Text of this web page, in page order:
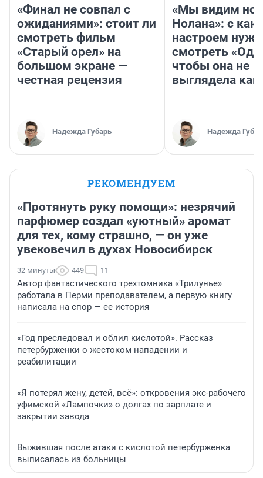
«Финал не совпал с
ожиданиями»: стоит ли
смотреть фильм
«Старый орел» на
большом экране —
честная рецензия
Надежда Губарь
«Мы видим
Нолана»: с
настроем
смотреть
чтобы она не
выглядела как
Надежда
РЕКОМЕНДУЕМ
«Протянуть руку помощи»: незрячий
парфюмер создал «уютный» аромат
для тех, кому страшно, — он уже
увековечил в духах Новосибирск
32 минуты 449 11
Автор фантастического трехтомника «Трилунье»
работала в Перми преподавателем, а первую книгу
написала на спор — ее история
«Год преследовал и облил кислотой». Рассказ
петербурженки о жестоком нападении и
реабилитации
«Я потерял жену, детей, всё»: откровения экс-рабочего
уфимской «Лампочки» о долгах по зарплате и
закрытии завода
Выжившая после атаки с кислотой петербурженка
выписалась из больницы